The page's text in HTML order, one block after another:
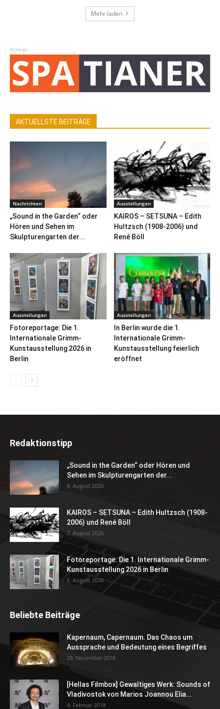
Mehr laden
Anzeige
AKTUELLSTE BEITRÄGE
Nachrichten
„Sound in the Garden“ oder
Hören und Sehen im
Skulpturengarten der...
Ausstellungen
KAIROS – SETSUNA – Edith
Hultzsch (1908-2006) und
René Böll
Ausstellungen
Fotoreportage: Die 1.
Internationale Grimm-
Kunstausstellung 2026 in
Berlin
Ausstellungen
In Berlin wurde die 1.
Internationale Grimm-
Kunstausstellung feierlich
eröffnet
Redaktionstipp
„Sound in the Garden“ oder Hören und
Sehen im Skulpturengarten der...
8. August 2026
KAIROS – SETSUNA – Edith Hultzsch (1908-
2006) und René Böll
7. August 2026
Fotoreportage: Die 1. Internationale Grimm-
Kunstausstellung 2026 in Berlin
6. August 2026
Beliebte Beiträge
Kapernaum, Capernaum. Das Chaos um
Aussprache und Bedeutung eines Begriffes
29. November 2018
[Hellas Filmbox] Gewaltiges Werk: Sounds of
Vladivostok von Marios Joannou Elia...
4. Februar 2018